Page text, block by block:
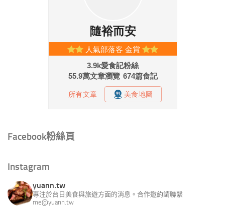
Facebook粉絲頁
Instagram
yuann.tw
專注於台日美食與旅遊方面的消息。合作邀約請聯繫
me@yuann.tw